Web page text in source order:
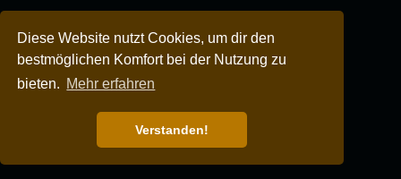
Diese Website nutzt Cookies, um dir den
bestmöglichen Komfort bei der Nutzung zu
bieten. Mehr erfahren
Verstanden!